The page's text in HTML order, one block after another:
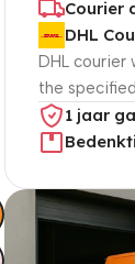
Courier
DHL
DHL courier
the
1 jaar